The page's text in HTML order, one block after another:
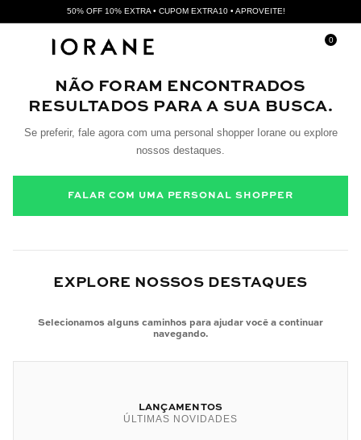
50% OFF 10% EXTRA • CUPOM EXTRA10 • APROVEITE!
0
NÃO FORAM ENCONTRADOS
RESULTADOS PARA A SUA BUSCA.
Se preferir, fale agora com uma personal shopper Iorane ou explore
nossos destaques.
FALAR COM UMA PERSONAL SHOPPER
EXPLORE NOSSOS DESTAQUES
Selecionamos alguns caminhos para ajudar você a continuar
navegando.
LANÇAMENTOS
ÚLTIMAS NOVIDADES